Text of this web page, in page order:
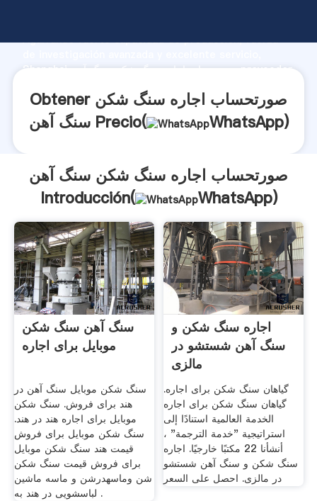
Agarrando fuerte capacidad de producción, fuerza
Shanghai صورتحساب اجاره سنگ شکن سنگ آهن proveedor
Obtener صورتحساب اجاره سنگ شکن
سنگ آهن Precio(
WhatsApp)
صورتحساب اجاره سنگ شکن سنگ آهن
Introducción(
WhatsApp)
سنگ آهن سنگ شکن
موبایل برای اجاره
سنگ شکن موبایل سنگ آهن در
هند برای فروش. سنگ شکن
موبایل برای اجاره هند در هند.
سنگ شکن موبایل برای فروش
قیمت هند سنگ شکن موبایل
برای فروش قیمت سنگ شکن
شن وماسهدرشن و ماسه ماشین
لباسشویی در هند به .
اجاره سنگ شکن و
سنگ آهن شستشو در
مالزی
گیاهان سنگ شکن برای اجاره.
گیاهان سنگ شکن برای اجاره
الخدمة العالمية استنادًا إلى
استراتيجية "خدمة الترجمة" ،
أنشأنا 22 مكتبًا خارجيًا. اجاره
سنگ شکن و سنگ آهن شستشو
در مالزی. احصل على السعر